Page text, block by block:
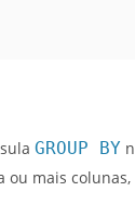
GROUP BY
mais